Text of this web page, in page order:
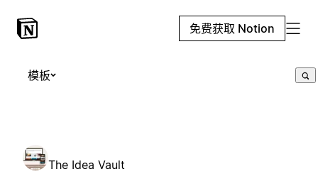
免费获取 Notion
模板
The Idea Vault